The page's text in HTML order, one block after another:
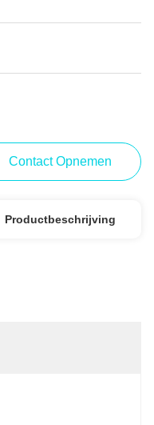
Contact Opnemen
Productbeschrijving